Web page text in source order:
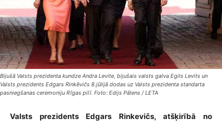
Bijušā Valsts prezidenta kundze Andra Levite, bijušais valsts galva Egils Levits un
Valsts prezidents Edgars Rinkēvičs 8.jūlijā dodas uz Valsts prezidenta standarta
pasniegšanas ceremoniju Rīgas pilī. Foto: Edijs Pālens / LETA
Valsts prezidents Edgars Rinkevičs, atšķirībā no